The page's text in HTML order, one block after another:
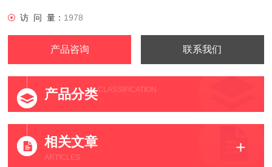
两室一站
干燥与过滤系统
访 问 量： 1978
产品咨询 联系我们
产品分类CLASSIFICATION
相关文章
ARTICLES